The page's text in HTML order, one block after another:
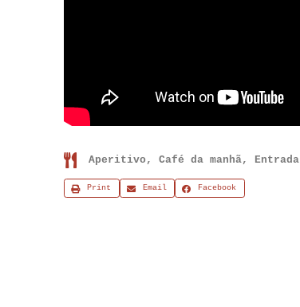
Aperitivo, Café da manhã, Entrada
Print Email Facebook